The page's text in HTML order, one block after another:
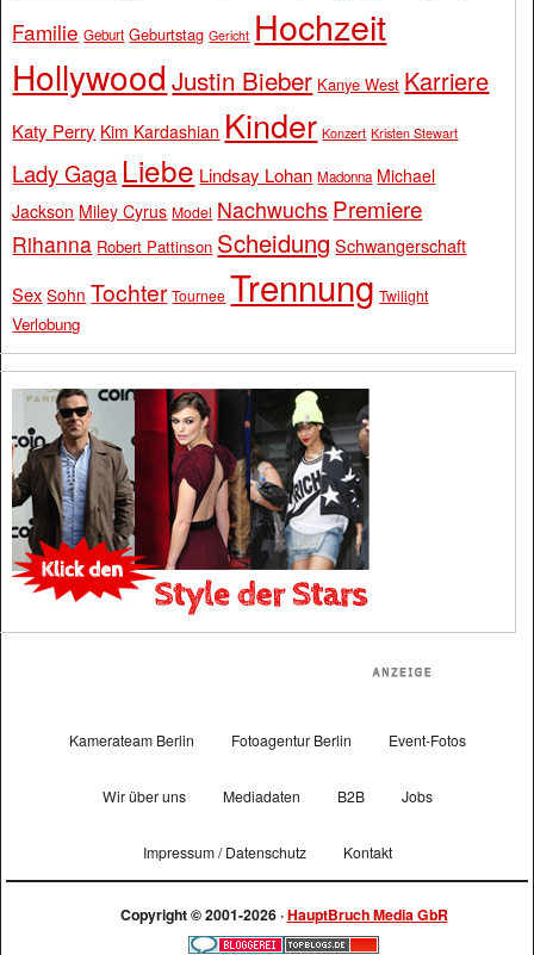
Familie Geburt Geburtstag Gericht Hochzeit
Hollywood Justin Bieber Kanye West Karriere
Katy Perry Kim Kardashian Kinder Konzert Kristen Stewart
Lady Gaga Liebe Lindsay Lohan Madonna Michael
Jackson Miley Cyrus Model Nachwuchs Premiere
Rihanna Robert Pattinson Scheidung Schwangerschaft
Sex Sohn Tochter Tournee Trennung Twilight
Verlobung
Kamerateam Berlin Fotoagentur Berlin Event-Fotos
Wir über uns Mediadaten B2B Jobs
Impressum / Datenschutz Kontakt
Copyright © 2001-2026 ·HauptBruch Media GbR